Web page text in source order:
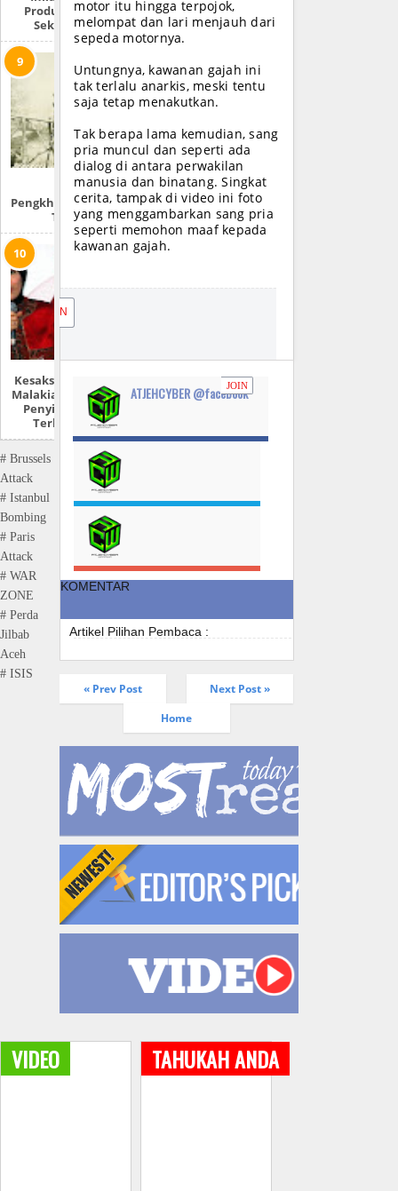
Produk Zionis Di
Sekitar Anda
Kisah
Pengkhianatan Pang
Tibang
Kesaksian Sandrina
Malakiano | Mantan
Penyiar MetroTV
Terkait Jilbab
# Brussels
Attack
# Istanbul
Bombing
# Paris
Attack
# WAR
ZONE
# Perda
Jilbab
Aceh
# ISIS
motor itu hingga terpojok,
melompat dan lari menjauh dari
sepeda motornya.
Untungnya, kawanan gajah ini
tak terlalu anarkis, meski tentu
saja tetap menakutkan.
Tak berapa lama kemudian, sang
pria muncul dan seperti ada
dialog di antara perwakilan
manusia dan binatang. Singkat
cerita, tampak di video ini foto
yang menggambarkan sang pria
seperti memohon maaf kepada
kawanan gajah.
JOIN
ATJEHCYBER @facebook
JOIN
KOMENTAR
Artikel Pilihan Pembaca :
« Prev Post
Next Post »
Home
VIDEO TAHUKAH ANDA